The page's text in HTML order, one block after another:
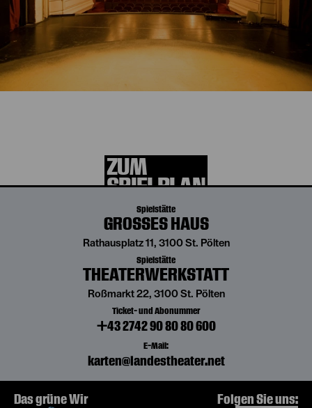
ZUM
SPIELPLAN
Spielstätte
GROSSES HAUS
Rathausplatz 11, 3100 St. Pölten
Spielstätte
THEATERWERKSTATT
Roßmarkt 22, 3100 St. Pölten
Ticket- und Abonummer
+43 2742 90 80 80 600
E-Mail:
karten@landestheater.net
Das grüne Wir Folgen Sie uns: